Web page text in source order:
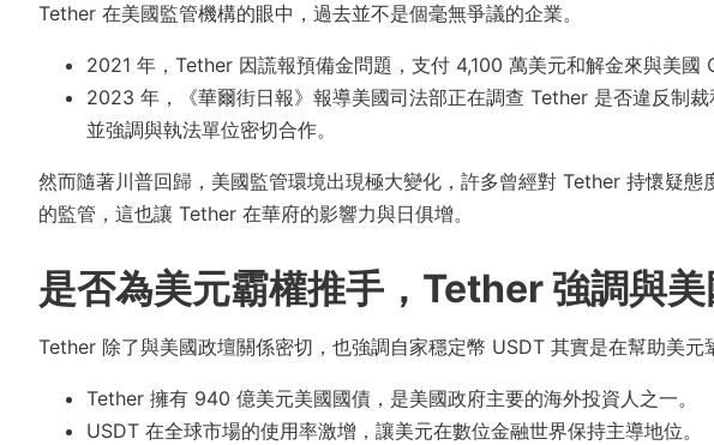
Tether 在美國監管機構的眼中，過去並不是個毫無爭議的企業。
2021 年，Tether 因謊報預備金問題，支付 4,100 萬美元和解金來與美國
2023 年，《華爾街日報》報導美國司法部正在調查 Tether 是否違反制
並強調與執法單位密切合作。
然而隨著川普回歸，美國監管環境出現極大變化，許多曾經對 Tether 持懷疑
的監管，這也讓 Tether 在華府的影響力與日俱增。
是否為美元霸權推手，Tether 強調與
Tether 除了與美國政壇關係密切，也強調自家穩定幣 USDT 其實是在幫助美元
Tether 擁有 940 億美元美國國債，是美國政府主要的海外投資人之一。
USDT 在全球市場的使用率激增，讓美元在數位金融世界保持主導地位。